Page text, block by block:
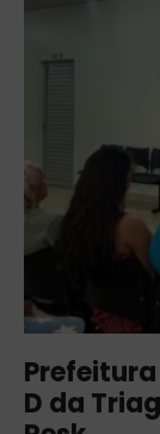
D da